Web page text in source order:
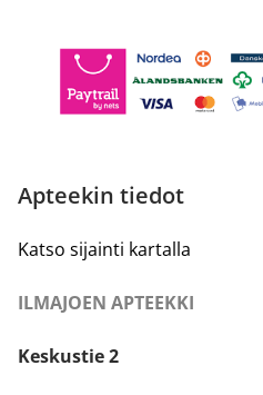
Apteekin tiedot
Katso sijainti kartalla
ILMAJOEN APTEEKKI
Keskustie 2